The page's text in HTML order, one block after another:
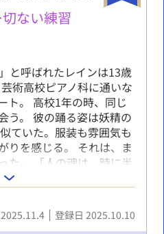
ない練習
と呼ばれたレインは13歳
術高校ピアノ科に通いな
ト。 高校1年の時、同じ
う。 彼の踊る姿は妖精の
ていた。服装も雰囲気も
を感じる。 それは、ま
た。 「人の魂は、時に半
祖母の言葉を思い出しな
と感じはじめる。 レイン
想いに戸惑う。 アイドル
情……。 ある日、事務所か
登録日 2025.10.10